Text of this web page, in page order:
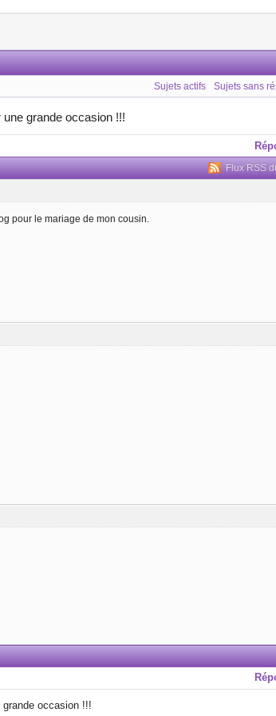
Sujets actifs Sujets sans
grande occasion !!!
Flux RSS
pour le mariage de mon cousin.
occasion !!!